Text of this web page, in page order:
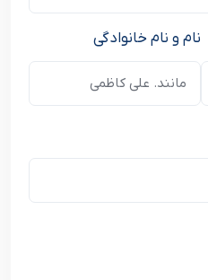
نام و نام خانوادگی